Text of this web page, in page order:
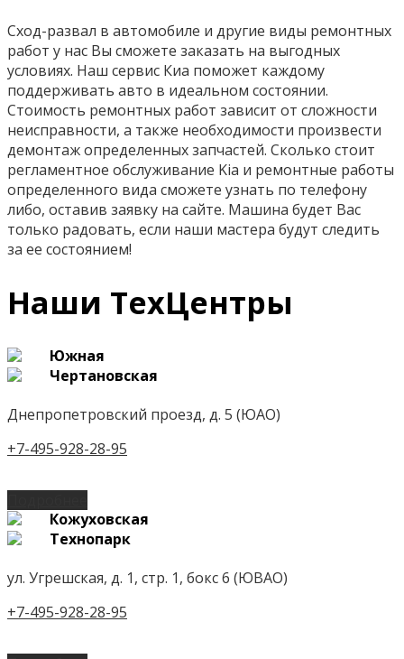
Сход-развал в автомобиле и другие виды ремонтных
работ у нас Вы сможете заказать на выгодных
условиях. Наш сервис Киа поможет каждому
поддерживать авто в идеальном состоянии.
Стоимость ремонтных работ зависит от сложности
неисправности, а также необходимости произвести
демонтаж определенных запчастей. Сколько стоит
регламентное обслуживание Kia и ремонтные работы
определенного вида сможете узнать по телефону
либо, оставив заявку на сайте. Машина будет Вас
только радовать, если наши мастера будут следить
за ее состоянием!
Наши ТехЦентры
Южная
Чертановская
Днепропетровский проезд, д. 5 (ЮАО)
+7-495-928-28-95
Кожуховская
Технопарк
ул. Угрешская, д. 1, стр. 1, бокс 6 (ЮВАО)
+7-495-928-28-95